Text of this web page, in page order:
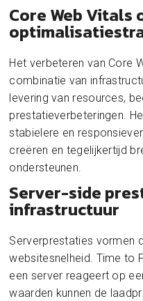
Core Web Vitals
Het verbeteren van Core
combinatie van
levering van resources,
prestatieverbeteringen.
stabielere en
creëren en tegelijkertijd
ondersteunen.
Server-side
infrastructuur
Serverprestaties vormen
websitesnelheid. Time to
een server reageert op
waarden kunnen de